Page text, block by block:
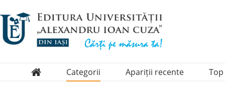
Categorii Apariții recente Top